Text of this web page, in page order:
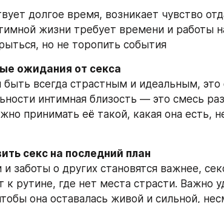
долгое время, возникает чувство
жизни требует времени и работы
но не торопить события
ожидания от секса
быть всегда страстным и идеальным, это
интимная близость — это смесь
принимать её такой, какая она есть,
секс на последний план
и заботы о других становятся важнее,
к рутине, где нет места страсти. Важно
она оставалась живой и сильной,